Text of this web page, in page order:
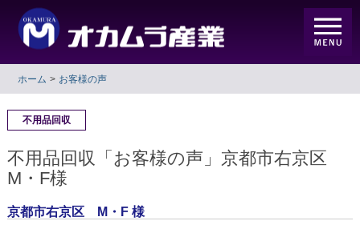
ホーム お客様の声
不用品回収
不用品回収「お客様の声」京都市右京区
M・F様
京都市右京区 M・F 様